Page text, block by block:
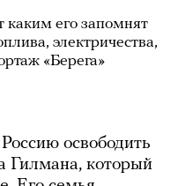
его запомнят
электричества,
«Берега»
освободить
Гилмана, который